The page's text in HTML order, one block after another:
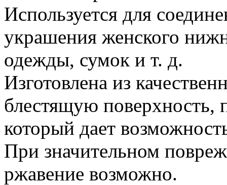
Используется для
украшения женского
одежды, сумок и т. д.
Изготовлена из
блестящую
который дает
При значительном
ржавение возможно.